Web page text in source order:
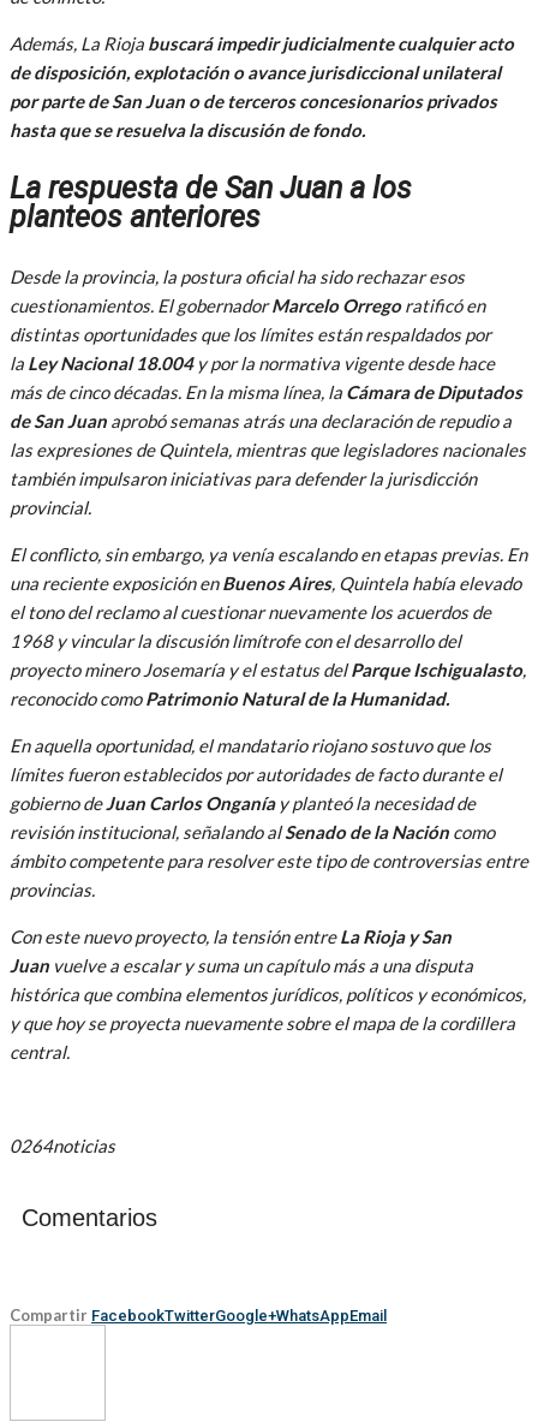
Además, La Rioja buscará impedir judicialmente cualquier acto
de disposición, explotación o avance jurisdiccional unilateral
por parte de San Juan o de terceros concesionarios privados
hasta que se resuelva la discusión de fondo.
La respuesta de San Juan a los
planteos anteriores
Desde la provincia, la postura oficial ha sido rechazar esos
cuestionamientos. El gobernadorMarcelo Orregoratificó en
distintas oportunidades que los límites están respaldados por
la Ley Nacional 18.004y por la normativa vigente desde hace
más de cinco décadas. En la misma línea, la Cámara de Diputados
de San Juan aprobó semanas atrás una declaración de repudio a
las expresiones de Quintela, mientras que legisladores nacionales
también impulsaron iniciativas para defender la jurisdicción
provincial.
El conflicto, sin embargo, ya venía escalando en etapas previas. En
una reciente exposición enBuenos Aires, Quintela había elevado
el tono del reclamo al cuestionar nuevamente los acuerdos de
1968 y vincular la discusión limítrofe con el desarrollo del
proyecto minero Josemaría y el estatus delParque Ischigualasto,
reconocido comoPatrimonio Natural de la Humanidad.
En aquella oportunidad, el mandatario riojano sostuvo que los
límites fueron establecidos por autoridades de facto durante el
gobierno deJuan Carlos Onganíay planteó la necesidad de
revisión institucional, señalando alSenado de la Nación como
ámbito competente para resolver este tipo de controversias entre
provincias.
Con este nuevo proyecto, la tensión entreLa Rioja y San
Juan vuelve a escalar y suma un capítulo más a una disputa
histórica que combina elementos jurídicos, políticos y económicos,
y que hoy se proyecta nuevamente sobre el mapa de la cordillera
central.
0264noticias
Comentarios
Compartir FacebookTwitterGoogle+WhatsAppEmail